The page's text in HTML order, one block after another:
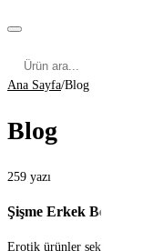
Ana Sayfa/Blog
Blog
259 yazı
Şişme Erkek Bebekler
Erotik ürünler sektörü,